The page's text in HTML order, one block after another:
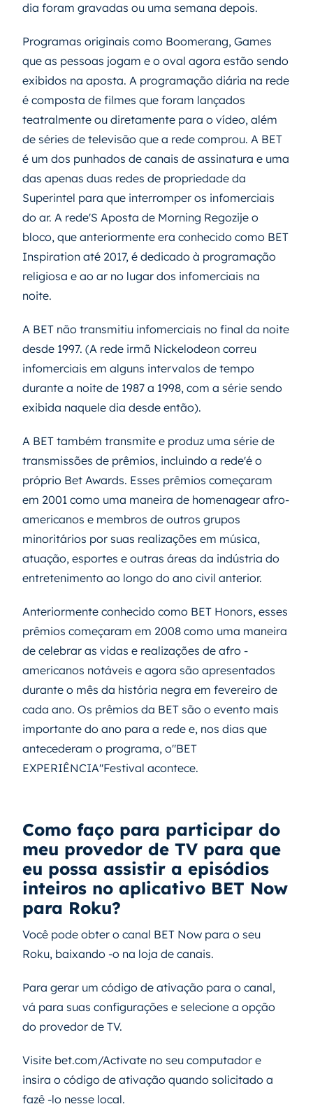
dia foram gravadas ou uma semana depois.
Programas originais como Boomerang, Games
que as pessoas jogam e o oval agora estão sendo
exibidos na aposta. A programação diária na rede
é composta de filmes que foram lançados
teatralmente ou diretamente para o vídeo, além
de séries de televisão que a rede comprou. A BET
é um dos punhados de canais de assinatura e uma
das apenas duas redes de propriedade da
Superintel para que interromper os infomerciais
do ar. A rede'S Aposta de Morning Regozije o
bloco, que anteriormente era conhecido como BET
Inspiration até 2017, é dedicado à programação
religiosa e ao ar no lugar dos infomerciais na
noite.
A BET não transmitiu infomerciais no final da noite
desde 1997. (A rede irmã Nickelodeon correu
infomerciais em alguns intervalos de tempo
durante a noite de 1987 a 1998, com a série sendo
exibida naquele dia desde então).
A BET também transmite e produz uma série de
transmissões de prêmios, incluindo a rede'é o
próprio Bet Awards. Esses prêmios começaram
em 2001 como uma maneira de homenagear afro-
americanos e membros de outros grupos
minoritários por suas realizações em música,
atuação, esportes e outras áreas da indústria do
entretenimento ao longo do ano civil anterior.
Anteriormente conhecido como BET Honors, esses
prêmios começaram em 2008 como uma maneira
de celebrar as vidas e realizações de afro -
americanos notáveis ​​e agora são apresentados
durante o mês da história negra em fevereiro de
cada ano. Os prêmios da BET são o evento mais
importante do ano para a rede e, nos dias que
antecederam o programa, o"BET
EXPERIÊNCIA"Festival acontece.
Como faço para participar do
meu provedor de TV para que
eu possa assistir a episódios
inteiros no aplicativo BET Now
para Roku?
Você pode obter o canal BET Now para o seu
Roku, baixando -o na loja de canais.
Para gerar um código de ativação para o canal,
vá para suas configurações e selecione a opção
do provedor de TV.
Visite bet.com/Activate no seu computador e
insira o código de ativação quando solicitado a
fazê -lo nesse local.